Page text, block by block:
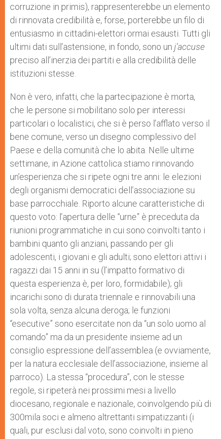
corruzione in primis), rappresenterebbe un elemento
di rinnovata credibilità e, forse, porterebbe un filo di
entusiasmo in cittadini-elettori ormai esausti. Tutti gli
ultimi dati sull’astensione, in fondo, sono un j’accuse
preciso all’inerzia dei partiti e alla credibilità delle
istituzioni stesse.
Non è vero, infatti, che la partecipazione è morta,
che le persone si mobilitano solo per interessi
particolari o localistici, che si è perso l’afflato verso il
bene comune, verso un disegno complessivo del
Paese e della comunità che lo abita. Nelle ultime
settimane, in Azione cattolica stiamo rinnovando
un’esperienza che si ripete ogni tre anni: le elezioni
degli organismi democratici dell’associazione su
base parrocchiale. Riporto alcune caratteristiche di
questo voto: l’apertura delle “urne” è preceduta da
riunioni programmatiche in cui sono coinvolti tanto i
bambini quanto gli anziani, passando per gli
adolescenti, i giovani e gli adulti; sono elettori attivi i
ragazzi dai 15 anni in su (l’impatto formativo di
questa esperienza è, per loro, formidabile); gli
incarichi sono di durata triennale e rinnovabili una
sola volta, senza alcuna deroga; le funzioni
“esecutive” sono esercitate non da “un solo uomo al
comando” ma da un presidente insieme ad un
consiglio espressione dell’assemblea (e ovviamente,
per la natura ecclesiale dell’associazione, insieme al
parroco). La stessa “procedura”, con le stesse
regole, si ripeterà nei prossimi mesi a livello
diocesano, regionale e nazionale, coinvolgendo più di
300mila soci e almeno altrettanti simpatizzanti (i
quali, pur esclusi dal voto, sono coinvolti in pieno